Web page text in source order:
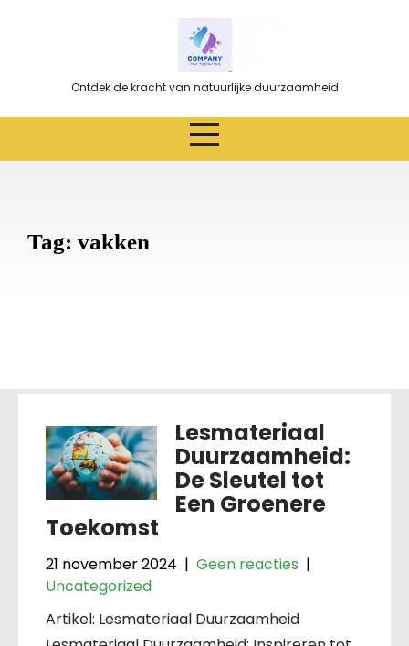
Ontdek de kracht van natuurlijke duurzaamheid
Tag: vakken
Lesmateriaal
Duurzaamheid:
De Sleutel tot
Een Groenere
Toekomst
21 november 2024 | Geen reacties |
Uncategorized
Artikel: Lesmateriaal Duurzaamheid